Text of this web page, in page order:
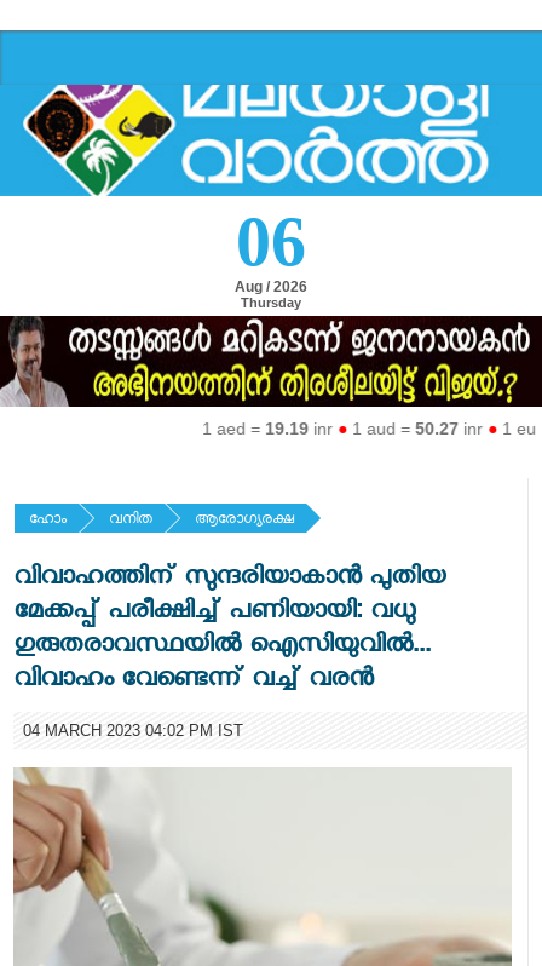
06
Aug / 2026
Thursday
1 aed =19.19inr●1 aud =50.27inr●1 eur =
ഹോം വനിത ആരോഗ്യരക്ഷ
വിവാഹത്തിന് സുന്ദരിയാകാൻ പുതിയ
മേക്കപ്പ് പരീക്ഷിച്ച് പണിയായി: വധു
ഗുരുതരാവസ്ഥയിൽ ഐസിയുവിൽ...
വിവാഹം വേണ്ടെന്ന് വച്ച് വരൻ
04 MARCH 2023 04:02 PM IST